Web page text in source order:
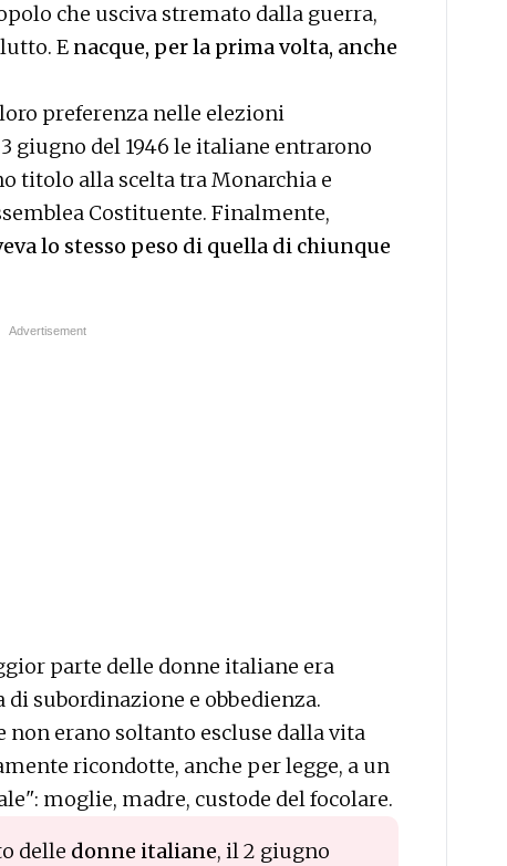
che usciva stremato dalla guerra,
E nacque, per la prima volta, anche
preferenza nelle elezioni
giugno del 1946 le italiane entrarono
titolo alla scelta tra Monarchia e
Costituente. Finalmente,
lo stesso peso di quella di chiunque
parte delle donne italiane era
di subordinazione e obbedienza.
non erano soltanto escluse dalla vita
ricondotte, anche per legge, a un
moglie, madre, custode del focolare.
delle donne italiane, il 2 giugno